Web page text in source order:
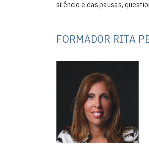
silêncio e das pausas,
FORMADOR RITA